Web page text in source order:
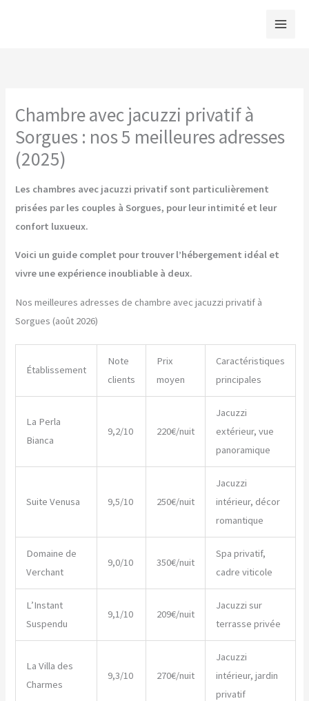
Chambre avec jacuzzi privatif à
Sorgues : nos 5 meilleures adresses
(2025)
Les chambres avec jacuzzi privatif sont particulièrement
prisées par les couples à Sorgues, pour leur intimité et leur
confort luxueux.
Voici un guide complet pour trouver l’hébergement idéal et
vivre une expérience inoubliable à deux.
Nos meilleures adresses de chambre avec jacuzzi privatif à
Sorgues (août 2026)
Établissement
Note
clients
Prix
moyen
Caractéristiques
principales
La Perla
Bianca
9,2/10 220€/nuit
Jacuzzi
extérieur, vue
panoramique
Suite Venusa 9,5/10 250€/nuit
Jacuzzi
intérieur, décor
romantique
Domaine de
Verchant
9,0/10 350€/nuit
Spa privatif,
cadre viticole
L’Instant
Suspendu
9,1/10 209€/nuit
Jacuzzi sur
terrasse privée
La Villa des
Charmes
9,3/10 270€/nuit
Jacuzzi
intérieur, jardin
privatif